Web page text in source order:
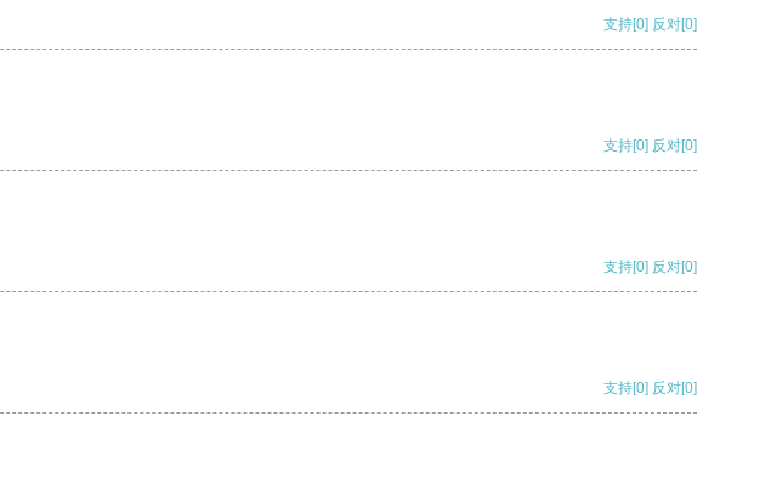
支持[0] 反对[0]
支持[0] 反对[0]
支持[0] 反对[0]
支持[0] 反对[0]